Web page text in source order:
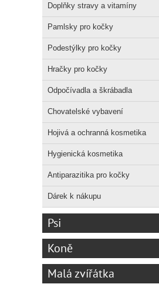
Doplňky stravy a vitamíny
Pamlsky pro kočky
Podestýlky pro kočky
Hračky pro kočky
Odpočívadla a škrábadla
Chovatelské vybavení
Hojivá a ochranná kosmetika
Hygienická kosmetika
Antiparazitika pro kočky
Dárek k nákupu
Psi
Koně
Malá zvířátka